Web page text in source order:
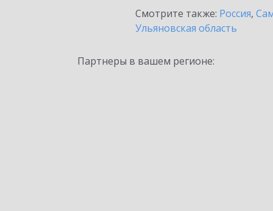
Смотрите также: Россия,
Ульяновская область
Партнеры в вашем регионе: